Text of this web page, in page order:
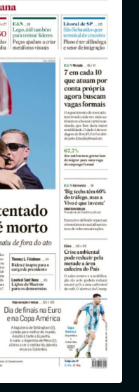
Revistas
Notícias
Entrar